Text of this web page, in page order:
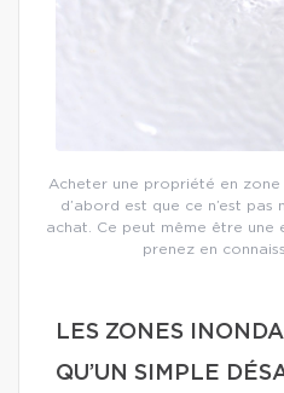
Acheter une propriété en zone
d’abord est que ce n’est pas
achat. Ce peut même être une
prenez en
LES ZONES
QU’UN SIMPLE